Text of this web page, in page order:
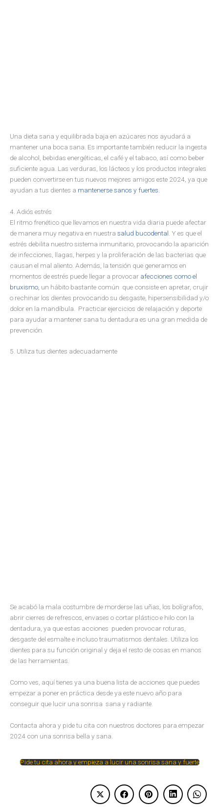
Una dieta sana y equilibrada baja en azúcares nos ayudará a
mantener una boca sana. Es importante también reducir la ingesta
de alcohol, bebidas energéticas, el café y el tabaco, así como beber
suficiente agua. Las verduras, los lácteos y los productos integrales
pueden convertirse en tus nuevos mejores amigos este 2024, ya que
ayudan a tus dientes a mantenerse sanos y fuertes.
4. Adiós estrés
El ritmo frenético que llevamos en nuestra vida diaria puede afectar
de manera muy negativa en nuestra salud bucodental . Y es que el
estrés debilita nuestro sistema inmunitario, provocando la aparición
de infecciones, llagas, herpes y la proliferación de las bacterias que
causan el mal aliento. Además, la tensión que generamos en
momentos de estrés puede llegar a provocar afecciones como el
bruxismo, un hábito bastante común que consiste en apretar, crujir
o rechinar los dientes provocando su desgaste, hipersensibilidad y/o
dolor en la mandíbula. Practicar ejercicios de relajación y deporte
para ayudar a mantener sana tu dentadura es una gran medida de
prevención.
5. Utiliza tus dientes adecuadamente
Se acabó la mala costumbre de morderse las uñas, los bolígrafos,
abrir cierres de refrescos, envases o cortar plástico e hilo con la
dentadura, ya que estas acciones pueden provocar roturas,
desgaste del esmalte e incluso traumatismos dentales. Utiliza los
dientes para su función original y deja el resto de cosas en manos
de las herramientas.
Como ves, aquí tienes ya una buena lista de acciones que puedes
empezar a poner en práctica desde ya este nuevo año para
conseguir que lucir una sonrisa sana y radiante.
Contacta ahora y pide tu cita con nuestros doctores para empezar
2024 con una sonrisa bella y sana.
Pide tu cita ahora y empieza a lucir una sonrisa sana y fuerte